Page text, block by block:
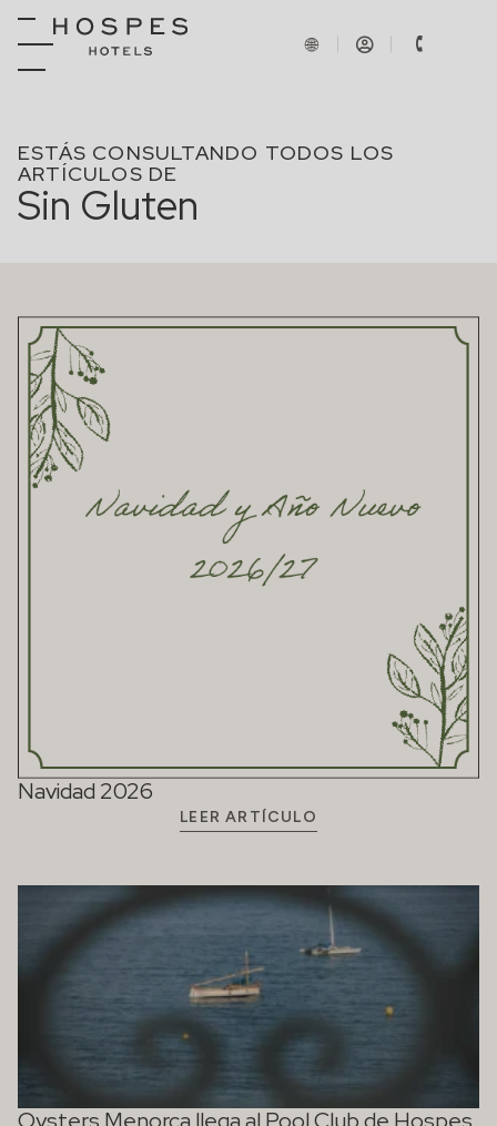
ESTÁS CONSULTANDO TODOS LOS
ARTÍCULOS DE
Sin Gluten
Navidad 2026
LEER ARTÍCULO
Oysters Menorca llega al Pool Club de Hospes